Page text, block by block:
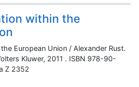
within the
European Union / Alexander Rust.
Kluwer, 2011 . ISBN 978-90-
Z 2352